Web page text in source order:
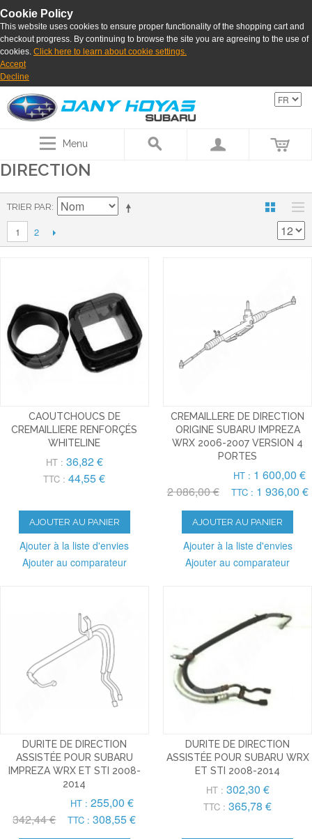
Cookie Policy
This website uses cookies to ensure proper functionality of the shopping cart and
checkout progress. By continuing to browse the site you are agreeing to the use of
cookies. Click here to learn about cookie settings.
Accept
Decline
Menu
DIRECTION
TRIER PAR
1 2
CAOUTCHOUCS DE
CREMAILLIERE RENFORÇÉS
WHITELINE
HT : 36,82 €
TTC : 44,55 €
AJOUTER AU PANIER
Ajouter à la liste d'envies
Ajouter au comparateur
CREMAILLERE DE DIRECTION
ORIGINE SUBARU IMPREZA
WRX 2006-2007 VERSION 4
PORTES
2 086,00 €
HT : 1 600,00 €
TTC : 1 936,00 €
AJOUTER AU PANIER
Ajouter à la liste d'envies
Ajouter au comparateur
DURITE DE DIRECTION
ASSISTÉE POUR SUBARU
IMPREZA WRX ET STI 2008-
2014
342,44 €
HT : 255,00 €
TTC : 308,55 €
DURITE DE DIRECTION
ASSISTÉE POUR SUBARU WRX
ET STI 2008-2014
HT : 302,30 €
TTC : 365,78 €